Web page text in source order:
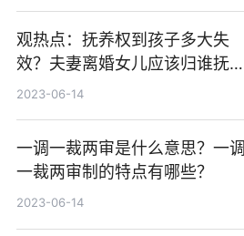
观热点：抚养权到孩子多大失
效？夫妻离婚女儿应该归谁抚
养？
2023-06-14
一调一裁两审是什么意思？一调
一裁两审制的特点有哪些？
2023-06-14